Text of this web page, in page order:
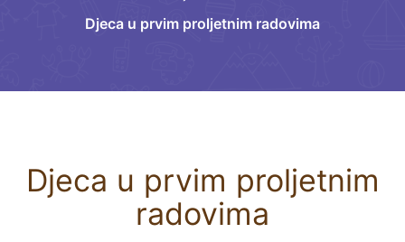
Djeca u prvim proljetnim radovima
Djeca u prvim proljetnim
radovima